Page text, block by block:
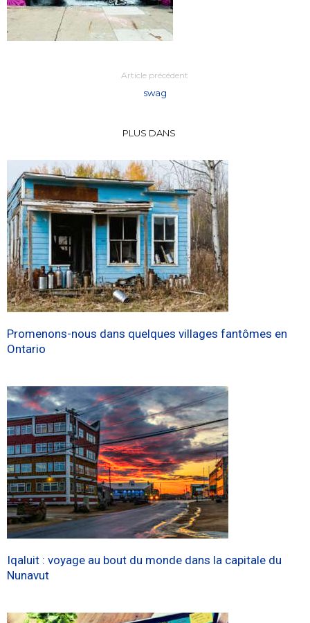
Article précédent
swag
PLUS DANS
Promenons-nous dans quelques villages fantômes en
Ontario
Iqaluit : voyage au bout du monde dans la capitale du
Nunavut